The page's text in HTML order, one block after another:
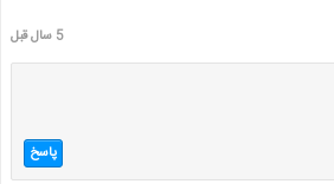
5 سال قبل
پاسخ